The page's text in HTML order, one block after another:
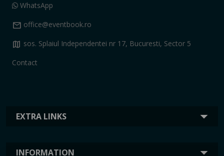
EXTRA LINKS
INFORMATION
WhatsApp
mail office@eventbook.ro
map sos. Splaiul Independentei nr 17, Bucuresti, Sector 5
Contact